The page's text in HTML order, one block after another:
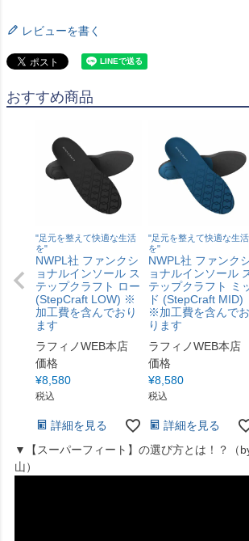
レビューを書く
おすすめ商品
"足元を整えて快適な生活
を"
NWPL社 ファンクシ
ョナルインソール ス
テップクラフト ロー
(StepCraft LOW) ※
加工費を含んでおり
ます
ラフィノWEB本店
価格
¥8,580
税込
詳細を見る
"足元を整えて快適な生活
を"
NWPL社 ファンク
ョナルインソール
テップクラフト ミ
ド (StepCraft MID)
※加工費を含んでお
ります
ラフィノWEB本店
価格
¥8,580
税込
詳細を見る
▼【スーパーフィート】の選び方とは！？（
山）